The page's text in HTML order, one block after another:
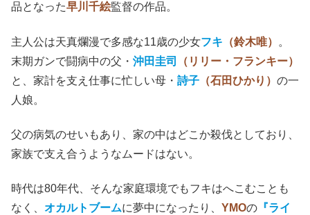
品となった早川千絵監督の作品。
主人公は天真爛漫で多感な11歳の少女フキ （鈴木唯）
。
末期ガンで闘病中の父・ 沖田圭司
（リリー・フランキー）
と、家計を支え仕事に忙しい母・ 詩子 （石田ひかり） の一
人娘。
父の病気のせいもあり、家の中はどこか殺伐としており、
家族で支え合うようなムードはない。
時代は80年代、そんな家庭環境でもフキはへこむことも
なく、 オカルトブームに夢中になったり、 YMOの 『ライ